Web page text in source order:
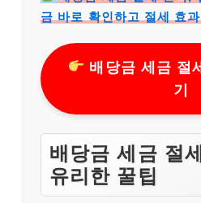
금 바로 확인하고 절세 효
배당금 세금 절
기
배당금 세금 절
유리한 꿀팁